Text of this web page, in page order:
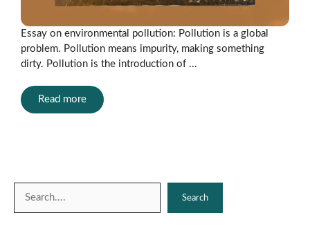
Essay on environmental pollution: Pollution is a global
problem. Pollution means impurity, making something
dirty. Pollution is the introduction of ...
Read more
Search